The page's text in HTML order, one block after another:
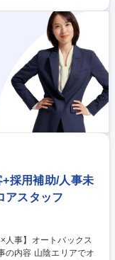
く機会が増えます。自
ができるお仕事です。
ーニング対応といった
提供することも可能。
ます。 募集職種
躍中！安心の教育体制◎
+採用補助/人事未
アスタッフ